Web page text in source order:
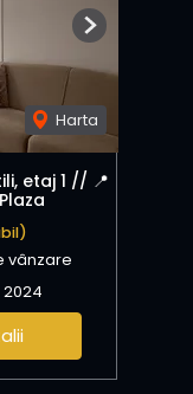
Harta
Next
etaj 1 // 📍
vânzare
2024